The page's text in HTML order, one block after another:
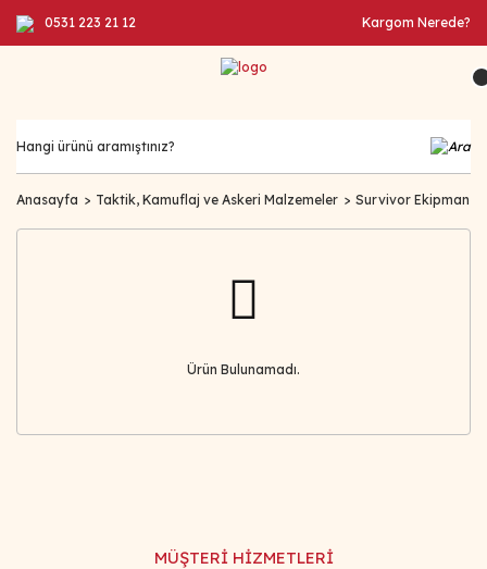
0531 223 21 12 Kargom Nerede?
Anasayfa Taktik, Kamuflaj ve Askeri Malzemeler Survivor Ekipman
Ürün Bulunamadı.
MÜŞTERİ HİZMETLERİ